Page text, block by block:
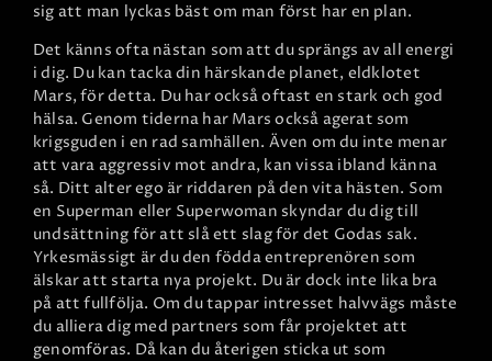
sig att man lyckas bäst om man först har en plan.
Det känns ofta nästan som att du sprängs av all energi
i dig. Du kan tacka din härskande planet, eldklotet
Mars, för detta. Du har också oftast en stark och god
hälsa. Genom tiderna har Mars också agerat som
krigsguden i en rad samhällen. Även om du inte menar
att vara aggressiv mot andra, kan vissa ibland känna
så. Ditt alter ego är riddaren på den vita hästen. Som
en Superman eller Superwoman skyndar du dig till
undsättning för att slå ett slag för det Godas sak.
Yrkesmässigt är du den födda entreprenören som
älskar att starta nya projekt. Du är dock inte lika bra
på att fullfölja. Om du tappar intresset halvvägs måste
du alliera dig med partners som får projektet att
genomföras. Då kan du återigen sticka ut som